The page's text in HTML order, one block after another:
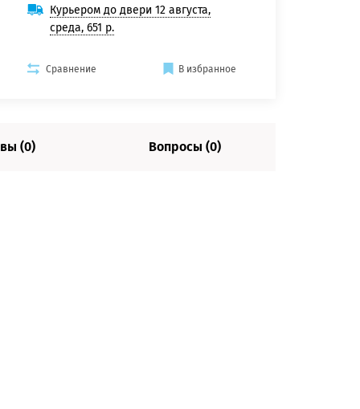
Курьером до двери 12 августа,
среда, 651 р.
Сравнение В избранное
(0) Вопросы (0)